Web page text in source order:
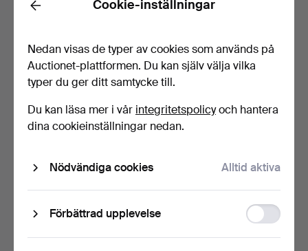
OLLE HERMANSSON.
7 bud
FOLKE ARSTRÖM. Bestick,
Back Cookie-inställningar
Nedan visas de typer av cookies som används på
Auctionet-plattformen. Du kan själv välja vilka
typer du ger ditt samtycke till.
Du kan läsa mer i vår integritetspolicyoch hantera
dina cookieinställningar nedan.
Nödvändiga cookies Alltid aktiva
Förbättrad upplevelse
storage